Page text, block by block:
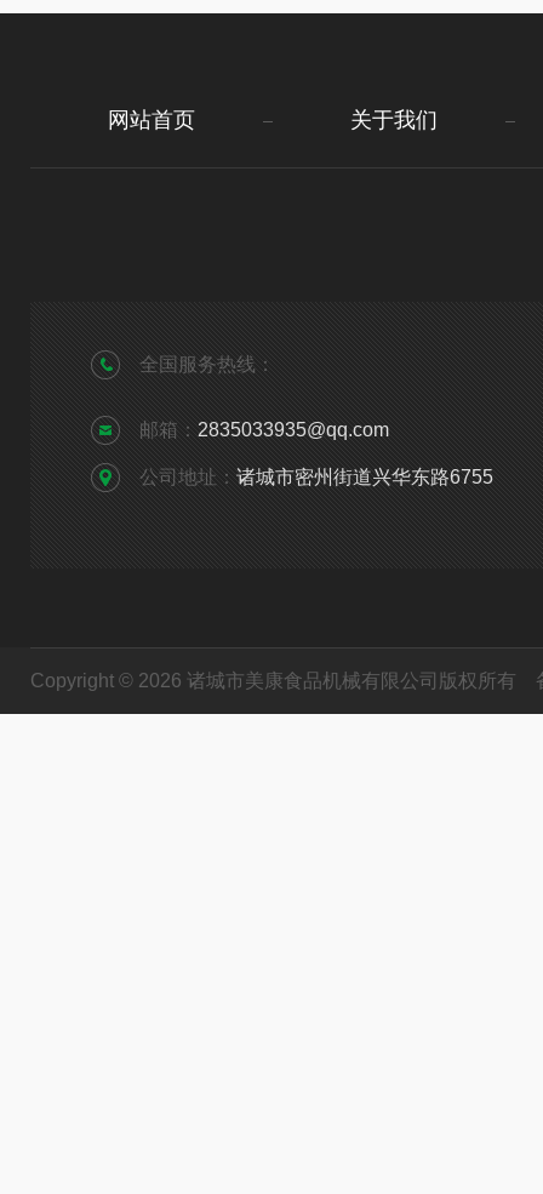
网站首页 关于我们
全国服务热线：
邮箱： 2835033935@qq.com
公司地址： 诸城市密州街道兴华东路6755
Copyright © 2026 诸城市美康食品机械有限公司版权所有